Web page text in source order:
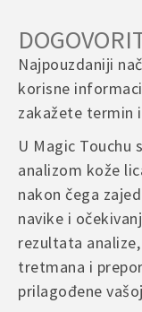
– Povrat je moguće
pošiljke
– Proizvod mora biti
pakovanju
isporuke ili oštećenja
U slučaju reklamacije
putem e-maila ili
riješili situaciju.
Rado ćemo vam
mogućem roku.
Acid, Vanilla extract
Koristiti svakodnevno
koža ostala hidrirana,
SAVJETI ZA UPOTREBU
Za najbolji učinak,
najprijemčivija za
Posebnu pažnju
potkoljenica.
Redovnom
perutanja kože.
Prije nanošenja
biste uklonili odumrle
Be the first to
Your email
are marked *
Your rating*
Your review*
Name
Najpouzdaniji
korisne
zakažete termin
U Magic Touchu
analizom kože
nakon čega
navike i
rezultata
tretmana i
prilagođene